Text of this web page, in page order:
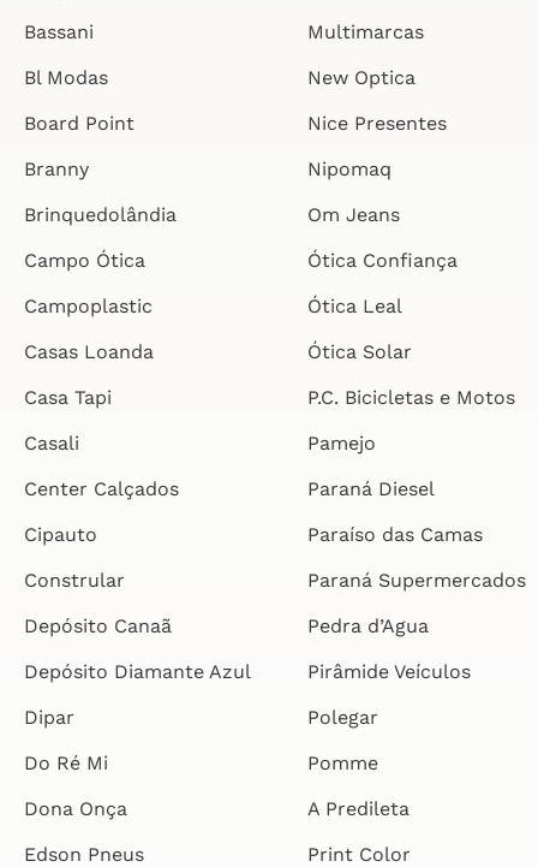
Bassani
Bl Modas
Board Point
Branny
Brinquedolândia
Campo Ótica
Campoplastic
Casas Loanda
Casa Tapi
Casali
Center Calçados
Cipauto
Constrular
Depósito Canaã
Depósito Diamante Azul
Dipar
Do Ré Mi
Dona Onça
Edson Pneus
Multimarcas
New Optica
Nice Presentes
Nipomaq
Om Jeans
Ótica Confiança
Ótica Leal
Ótica Solar
P.C. Bicicletas e Motos
Pamejo
Paraná Diesel
Paraíso das Camas
Paraná Supermercados
Pedra d’Agua
Pirâmide Veículos
Polegar
Pomme
A Predileta
Print Color